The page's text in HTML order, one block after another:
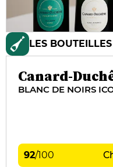
LES
Canard-
92/100